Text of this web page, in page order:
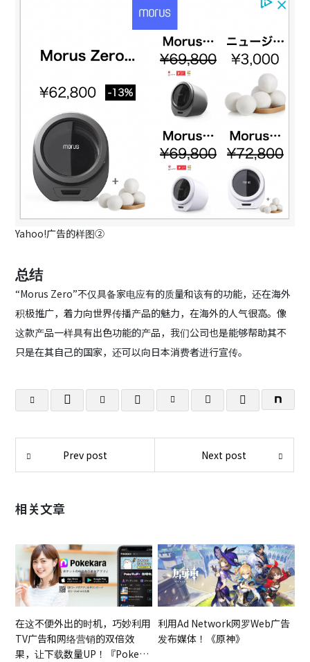
Yahoo!广告的样图②
总结
“Morus Zero”不仅具备家电应有的质量和该有的功能，还在海外
积极推广，着力向世界传播产品的魅力，在海外的人气很高。像
这款产品一样具有出色功能的产品，我们公司也是能够帮助其不
只是在其自己的国家，还可以向日本消费者进行宣传。
Prev post Next post
相关文章
在这不便外出的时机，巧妙利用
TV广告和网络营销的双倍效
果，让下载数量UP！『Pokeka
利用Ad Network网罗Web广告
发布媒体！《原神》